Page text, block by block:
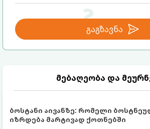
გაგზავნა
მებაღეობა და
ბოსტანი აივანზე: რომელი
იზრდება მარტივად ქოთნებში